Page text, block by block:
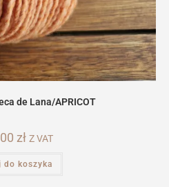
de Lana/APRICOT
zł Z VAT
do koszyka